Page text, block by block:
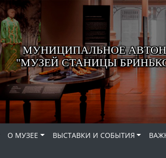
МУНИЦИПАЛЬНОЕ
"МУЗЕЙ СТАНИЦЫ
О МУЗЕЕ ВЫСТАВКИ И СОБЫТИЯ